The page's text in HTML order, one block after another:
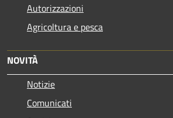
Autorizzazioni
Agricoltura e pesca
NOVITÀ
Notizie
Comunicati